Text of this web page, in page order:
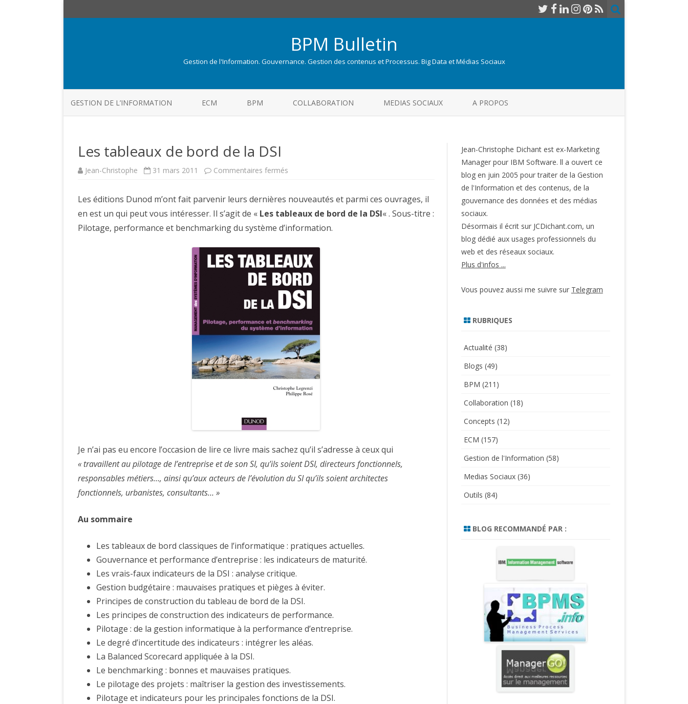
BPM Bulletin
Gestion de l'Information. Gouvernance. Gestion des contenus et Processus. Big Data et Médias Sociaux
to
GESTION DE L’INFORMATION ECM BPM COLLABORATION MEDIAS SOCIAUX A PROPOS
Les tableaux de bord de la DSI
Jean-Christophe 31 mars 2011 Commentaires fermés
bord
de
la
DSI
Les éditions Dunod m’ont fait parvenir leurs dernières nouveautés et parmi ces ouvrages, il
en est un qui peut vous intéresser. Il s’agit de « Les tableaux de bord de la DSI« . Sous-titre :
Pilotage, performance et benchmarking du système d’information.
Je n’ai pas eu encore l’occasion de lire ce livre mais sachez qu’il s’adresse à ceux qui
« travaillent au pilotage de l’entreprise et de son SI, qu’ils soient DSI, directeurs fonctionnels,
responsables métiers…, ainsi qu’aux acteurs de l’évolution du SI qu’ils soient architectes
fonctionnels, urbanistes, consultants… »
Au sommaire
Les tableaux de bord classiques de l’informatique : pratiques actuelles.
Gouvernance et performance d’entreprise : les indicateurs de maturité.
Les vrais-faux indicateurs de la DSI : analyse critique.
Gestion budgétaire : mauvaises pratiques et pièges à éviter.
Principes de construction du tableau de bord de la DSI.
Les principes de construction des indicateurs de performance.
Pilotage : de la gestion informatique à la performance d’entreprise.
Le degré d’incertitude des indicateurs : intégrer les aléas.
La Balanced Scorecard appliquée à la DSI.
Le benchmarking : bonnes et mauvaises pratiques.
Le pilotage des projets : maîtriser la gestion des investissements.
Pilotage et indicateurs pour les principales fonctions de la DSI.
Jean-Christophe Dichant est ex-Marketing
Manager pour IBM Software. ll a ouvert ce
blog en juin 2005 pour traiter de la Gestion
de l'Information et des contenus, de la
gouvernance des données et des médias
sociaux.
Désormais il écrit sur JCDichant.com, un
blog dédié aux usages professionnels du
web et des réseaux sociaux.
Plus d'infos ...
Vous pouvez aussi me suivre sur Telegram
RUBRIQUES
Actualité (38)
Blogs (49)
BPM (211)
Collaboration (18)
Concepts (12)
ECM (157)
Gestion de l'Information (58)
Medias Sociaux(36)
Outils (84)
BLOG RECOMMANDÉ PAR :